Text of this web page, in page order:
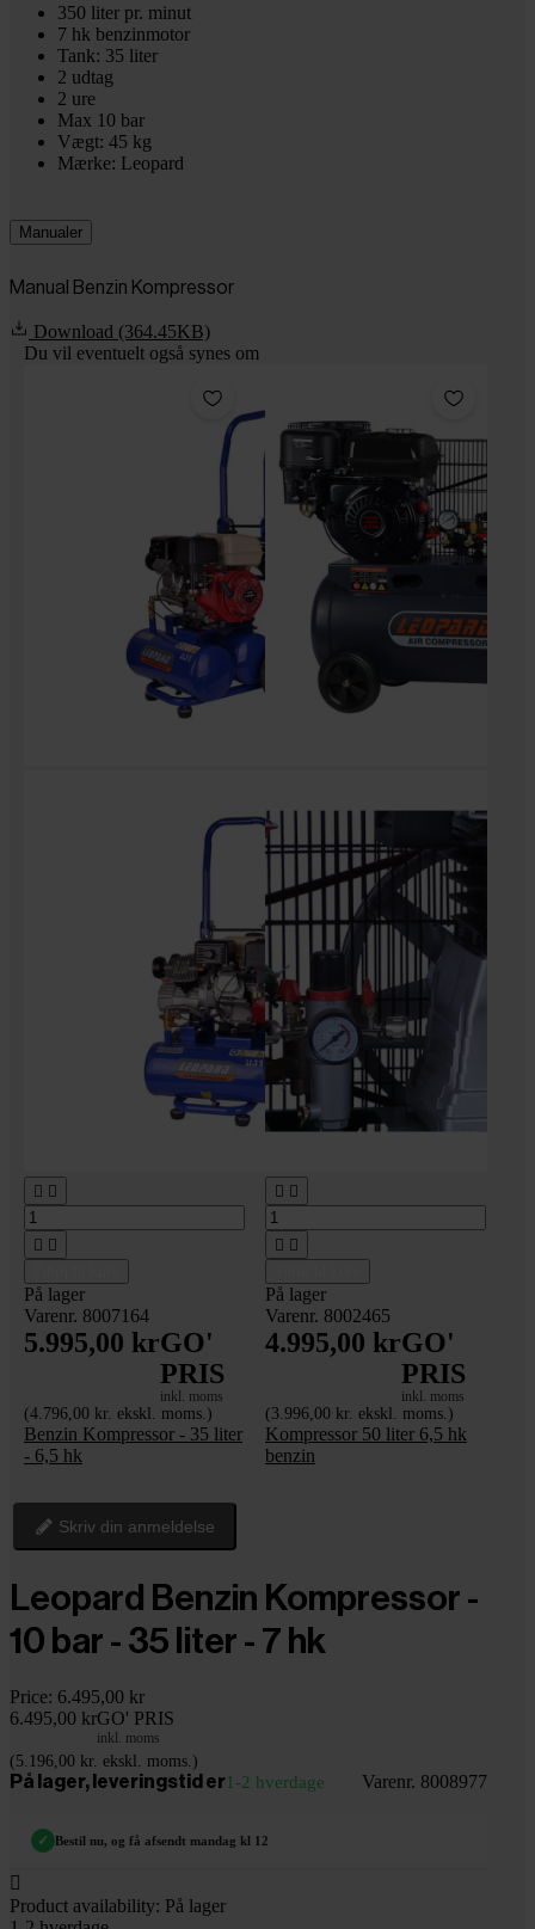
350 liter pr. minut
7 hk benzinmotor
Tank: 35 liter
2 udtag
2 ure
Max 10 bar
Vægt: 45 kg
Mærke: Leopard
Manualer
Manual Benzin Kompressor
Download (364.45KB)
Du vil eventuelt også synes om
 
 
På lager
Varenr. 8007164
5.995,00 krGO'
PRIS
inkl. moms
(4.796,00 kr. ekskl. moms.)
Benzin Kompressor - 35 liter
- 6,5 hk
 
 
På lager
Varenr. 8002465
4.995,00 krGO'
PRIS
inkl. moms
(3.996,00 kr. ekskl. moms.)
Kompressor 50 liter 6,5 hk
benzin
Skriv din anmeldelse
Leopard Benzin Kompressor -
10 bar - 35 liter - 7 hk
Price: 6.495,00 kr
6.495,00 krGO' PRIS
inkl. moms
(5.196,00 kr. ekskl. moms.)
På lager, leveringstid er1-2 hverdage Varenr. 8008977
✓ Bestil nu, og få afsendt mandag kl 12

Product availability: På lager